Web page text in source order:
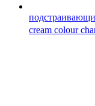
cream colour